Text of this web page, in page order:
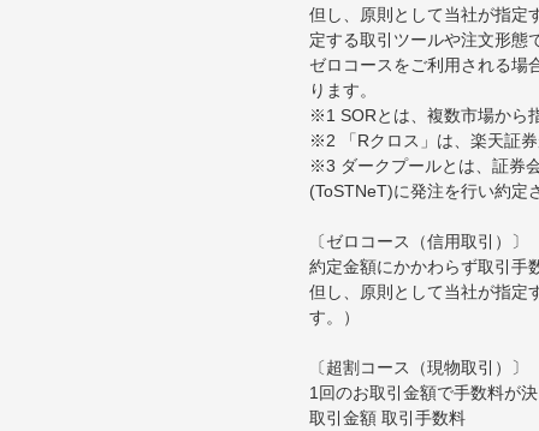
但し、原則として当社が指定
定する取引ツールや注文形態
ゼロコースをご利用される場
ります。
※1 SORとは、複数市場から
※2 「Rクロス」は、楽天証
※3 ダークプールとは、証券
(ToSTNeT)に発注を行い約定
〔ゼロコース（信用取引）〕
約定金額にかかわらず取引手
但し、原則として当社が指定
す。）
〔超割コース（現物取引）〕
1回のお取引金額で手数料が
取引金額 取引手数料